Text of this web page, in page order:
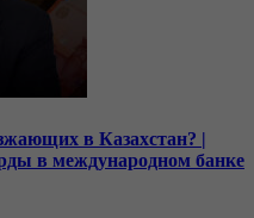
в Казахстан? |
в международном банке